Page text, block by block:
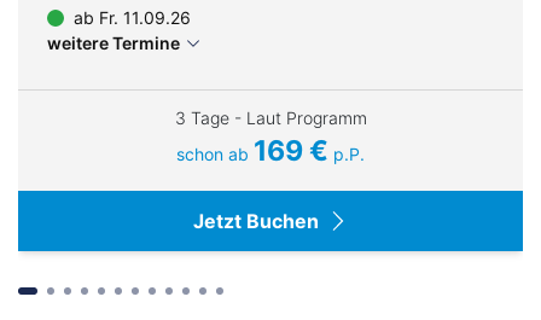
Motel One
Motel One Hamburg
Fleetinsel
Dirigent: Jaap van Zweden
Foyereinlass: 19 Uhr
ab Fr. 11.09.26
weitere Termine
3 Tage - Laut Programm
schon ab 169 € p.P.
Jetzt Buchen